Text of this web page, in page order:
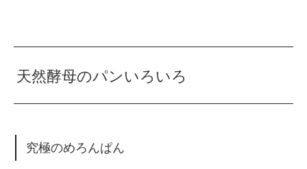
天然酵母のパンいろいろ
究極のめろんぱん